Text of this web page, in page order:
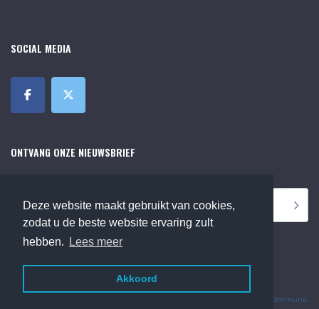
Deze website maakt gebruikt van cookies,
zodat u de beste website ervaring zult
hebben.
Lees meer
Akkoord
SOCIAL MEDIA
ONTVANG ONZE NIEUWSBRIEF
©2018 Online Museum de Bilt. Alle rechten voorbehouden.
Ommune